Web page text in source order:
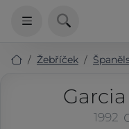
Žebříček
1992